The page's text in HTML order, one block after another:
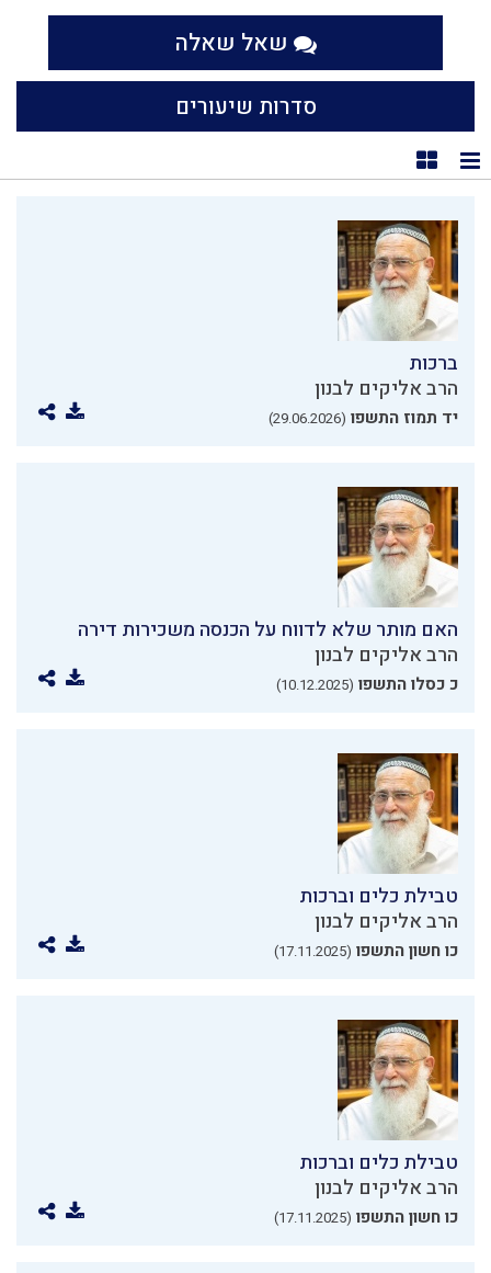
שאל שאלה
סדרות שיעורים
תצוגת רשימה
תצוגת קוביות
ברכות
הרב אליקים לבנון
יד תמוז התשפו (29.06.2026)
האם מותר שלא לדווח על הכנסה משכירות דירה
הרב אליקים לבנון
כ כסלו התשפו (10.12.2025)
טבילת כלים וברכות
הרב אליקים לבנון
כו חשון התשפו (17.11.2025)
טבילת כלים וברכות
הרב אליקים לבנון
כו חשון התשפו (17.11.2025)